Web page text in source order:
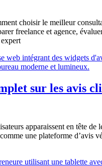
choisir le meilleur
freelance et agence,
sur les avis
apparaissent en tête de
une plateforme d’avis